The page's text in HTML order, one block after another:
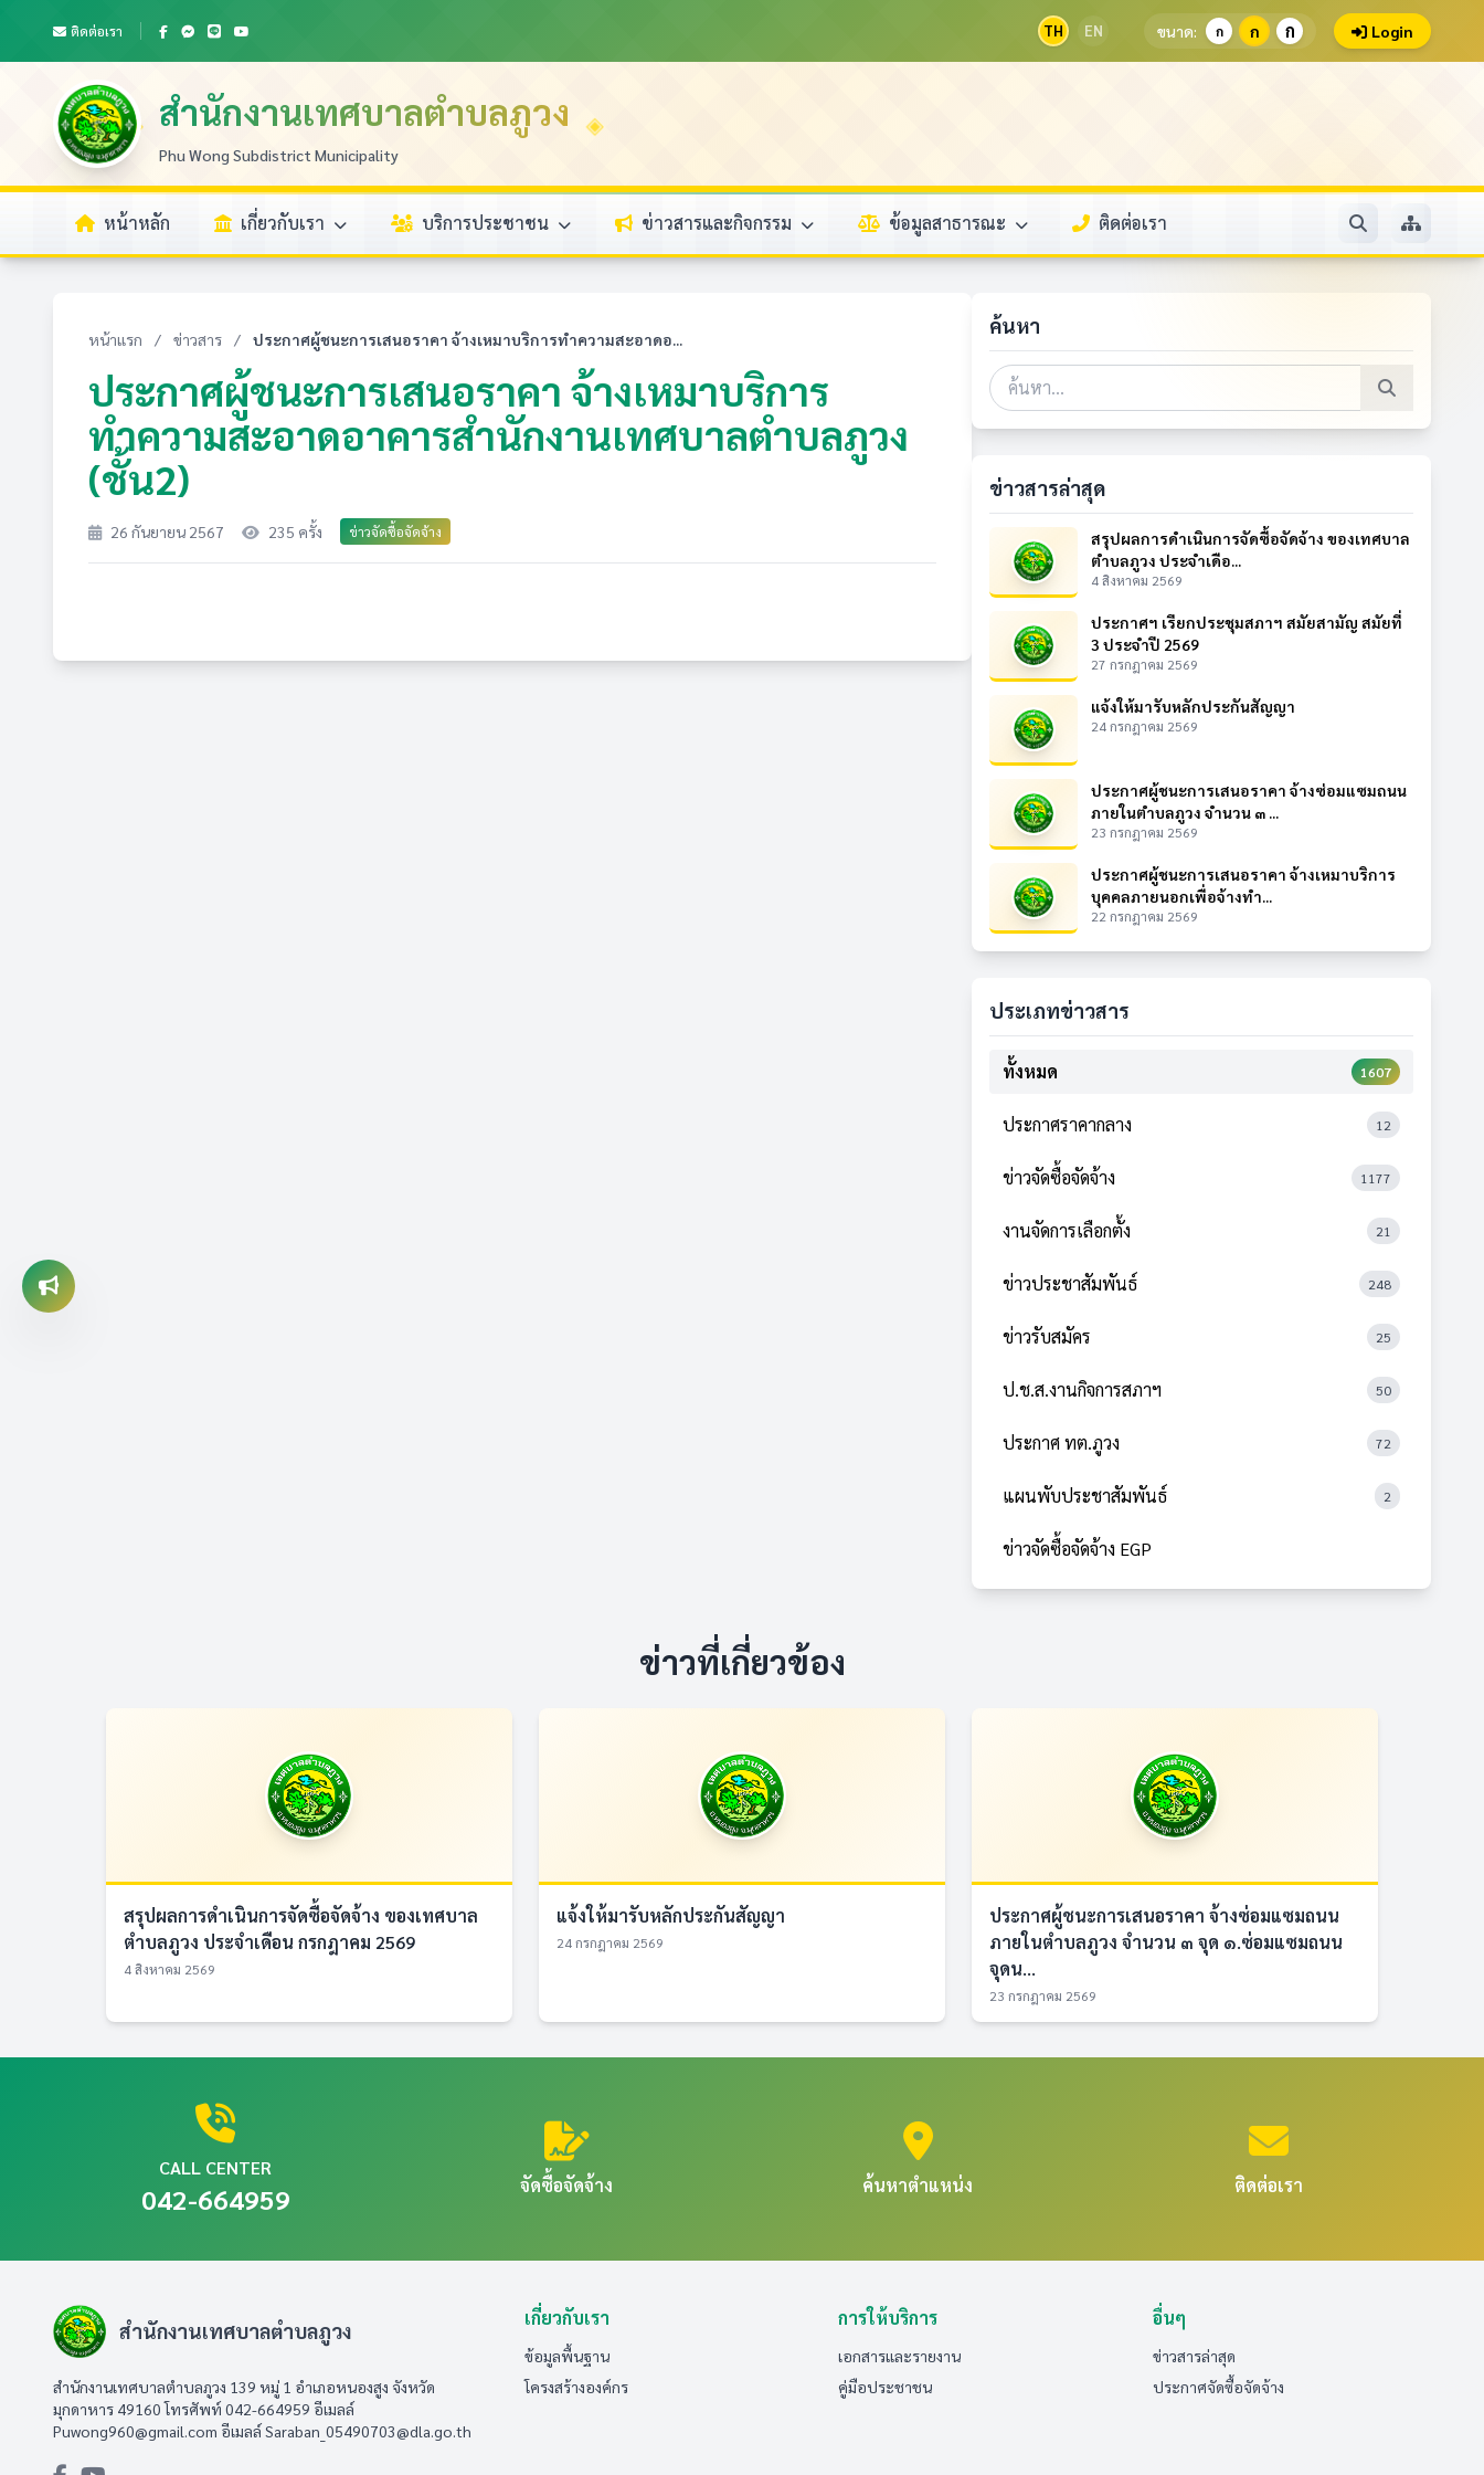
ติดต่อเรา TH EN ขนาด: ก ก ก Login
สำนักงานเทศบาลตำบลภูวง
Phu Wong Subdistrict Municipality
หน้าหลัก เกี่ยวกับเรา บริการประชาชน ข่าวสารและกิจกรรม ข้อมูลสาธารณะ ติดต่อเรา
หน้าแรก / ข่าวสาร / ประกาศผู้ชนะการเสนอราคา จ้างเหมาบริการทำความสะอาดอ...
ประกาศผู้ชนะการเสนอราคา จ้างเหมาบริการ
ทำความสะอาดอาคารสำนักงานเทศบาลตำบลภูวง
(ชั้น2)
26 กันยายน 2567 235 ครั้ง ข่าวจัดซื้อจัดจ้าง
ค้นหา
ข่าวสารล่าสุด
สรุปผลการดำเนินการจัดซื้อจัดจ้าง ของเทศบาล
ตำบลภูวง ประจำเดือ...
4 สิงหาคม 2569
ประกาศฯ เรียกประชุมสภาฯ สมัยสามัญ สมัยที่
3 ประจำปี 2569
27 กรกฎาคม 2569
แจ้งให้มารับหลักประกันสัญญา
24 กรกฎาคม 2569
ประกาศผู้ชนะการเสนอราคา จ้างซ่อมแซมถนน
ภายในตำบลภูวง จำนวน ๓ ...
23 กรกฎาคม 2569
ประกาศผู้ชนะการเสนอราคา จ้างเหมาบริการ
บุคคลภายนอกเพื่อจ้างทำ...
22 กรกฎาคม 2569
ประเภทข่าวสาร
ทั้งหมด 1607
ประกาศราคากลาง 12
ข่าวจัดซื้อจัดจ้าง 1177
งานจัดการเลือกตั้ง 21
ข่าวประชาสัมพันธ์ 248
ข่าวรับสมัคร 25
ป.ช.ส.งานกิจการสภาฯ 50
ประกาศ ทต.ภูวง 72
แผนพับประชาสัมพันธ์ 2
ข่าวจัดซื้อจัดจ้าง EGP
ข่าวที่เกี่ยวข้อง
สรุปผลการดำเนินการจัดซื้อจัดจ้าง ของเทศบาล
ตำบลภูวง ประจำเดือน กรกฎาคม 2569
4 สิงหาคม 2569
แจ้งให้มารับหลักประกันสัญญา
24 กรกฎาคม 2569
ประกาศผู้ชนะการเสนอราคา จ้างซ่อมแซมถนน
ภายในตำบลภูวง จำนวน ๓ จุด ๑.ซ่อมแซมถนน
จุดน...
23 กรกฎาคม 2569
CALL CENTER
042-664959 จัดซื้อจัดจ้าง ค้นหาตำแหน่ง ติดต่อเรา
สำนักงานเทศบาลตำบลภูวง
สำนักงานเทศบาลตำบลภูวง 139 หมู่ 1 อำเภอหนองสูง จังหวัด
มุกดาหาร 49160 โทรศัพท์ 042-664959 อีเมลล์
Puwong960@gmail.com อีเมลล์Saraban_05490703@dla.go.th
เกี่ยวกับเรา
ข้อมูลพื้นฐาน
โครงสร้างองค์กร
การให้บริการ
เอกสารและรายงาน
คู่มือประชาชน
อื่นๆ
ข่าวสารล่าสุด
ประกาศจัดซื้อจัดจ้าง